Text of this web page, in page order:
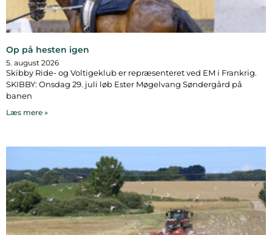
Op på hesten igen
5. august 2026
Skibby Ride- og Voltigeklub er repræsenteret ved EM i Frankrig.
SKIBBY: Onsdag 29. juli løb Ester Møgelvang Søndergård på
banen
Læs mere »